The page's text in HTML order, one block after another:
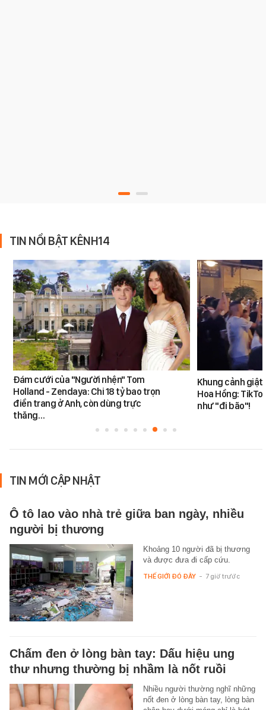
TIN NỔI BẬT KÊNH14
Đám cưới của "Người nhện" Tom
Holland - Zendaya: Chi 18 tỷ bao trọn
điền trang ở Anh, còn dùng trực
thăng…
Khung cảnh
Hoa Hồng:
như "đi bão"!
TIN MỚI CẬP NHẬT
Ô tô lao vào nhà trẻ giữa ban ngày, nhiều
người bị thương
Khoảng 10 người đã bị thương
và được đưa đi cấp cứu.
THẾ GIỚI ĐÓ ĐÂY - 7 giờ trước
Chấm đen ở lòng bàn tay: Dấu hiệu ung
thư nhưng thường bị nhầm là nốt ruồi
Nhiều người thường nghĩ những
nốt đen ở lòng bàn tay, lòng bàn